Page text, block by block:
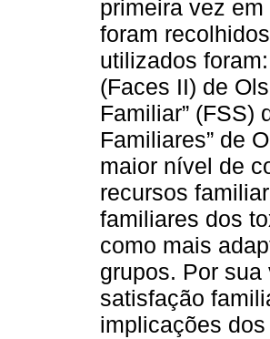
primeira vez
foram
utilizados
(Faces II) de
Familiar” (FSS)
Familiares” de
maior nível de
recursos
familiares dos
como mais
grupos. Por
satisfação
implicações